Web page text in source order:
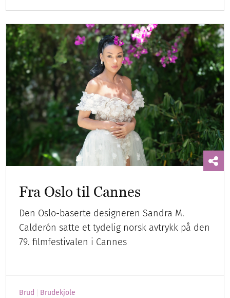
Fra Oslo til Cannes
Den Oslo-baserte designeren Sandra M.
Calderón satte et tydelig norsk avtrykk på den
79. filmfestivalen i Cannes
Brud Brudekjole